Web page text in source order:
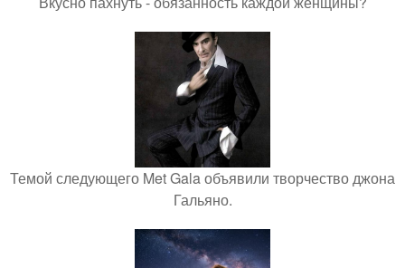
Темой следующего Met Gala объявили творчество джона
Гальяно.